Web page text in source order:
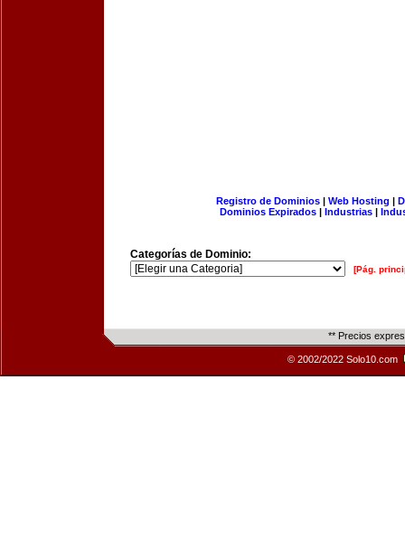
Registro de Dominios| Web Hosting |
Dominios Expirados | Industrias |
Categorías de Dominio:
[Pág.
** Precios
© 2002/2022 Solo10.com